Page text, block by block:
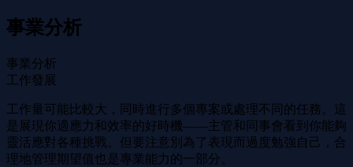
事業分析
事業分析
工作發展
工作量可能比較大，同時進行多個專案或處理不同的任務。這
是展現你適應力和效率的好時機——主管和同事會看到你能夠
靈活應對各種挑戰。但要注意別為了表現而過度勉強自己，合
理地管理期望值也是專業能力的一部分。